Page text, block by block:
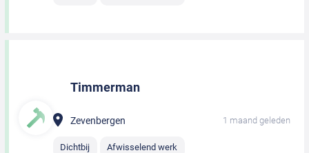
Timmerman
Zevenbergen 1 maand geleden
Dichtbij Afwisselend werk